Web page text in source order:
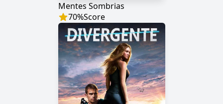
Mentes Sombrias
70%Score